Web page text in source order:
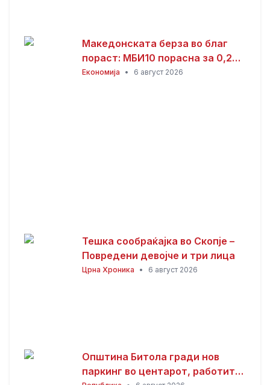
Македонската берза во благ
пораст: МБИ10 порасна за 0,26
отсто, најтргувани акциите на
Економија • 6 август 2026
Тешка сообраќајка во Скопје –
Повредени девојче и три лица
Црна Хроника • 6 август 2026
Општина Битола гради нов
паркинг во центарот, работите